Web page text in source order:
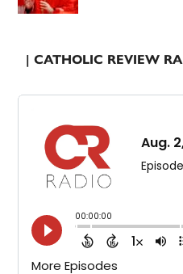
| CATHOLIC REVIEW